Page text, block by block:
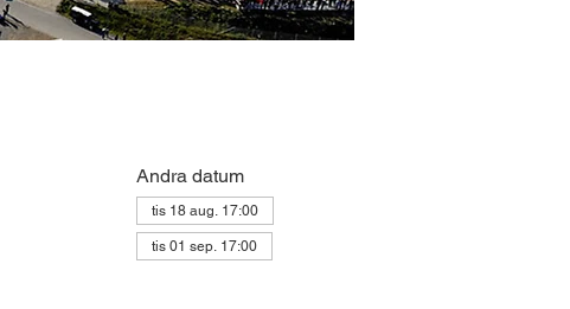
Andra datum
tis 18 aug. 17:00
tis 01 sep. 17:00